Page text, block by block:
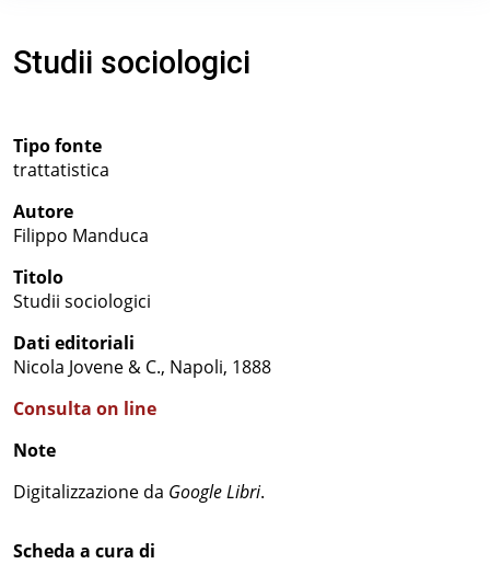
Studii sociologici
Tipo fonte
trattatistica
Autore
Filippo Manduca
Titolo
Studii sociologici
Dati editoriali
Nicola Jovene & C., Napoli, 1888
Consulta on line
Note
Digitalizzazione da Google Libri.
Scheda a cura di